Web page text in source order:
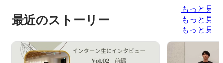
最近のストーリー
もっと見る
もっと見る
もっと見る